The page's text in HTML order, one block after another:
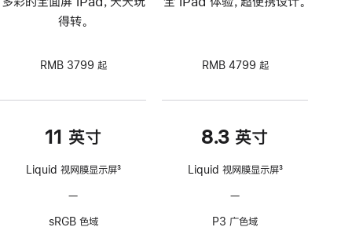
得转。
RMB 3799 起
11 英寸
Liquid 视网膜显示屏3
—
持
sRGB 色域
RMB 4799 起
8.3 英寸
Liquid 视网膜显示屏3
—
持
P3 广色域